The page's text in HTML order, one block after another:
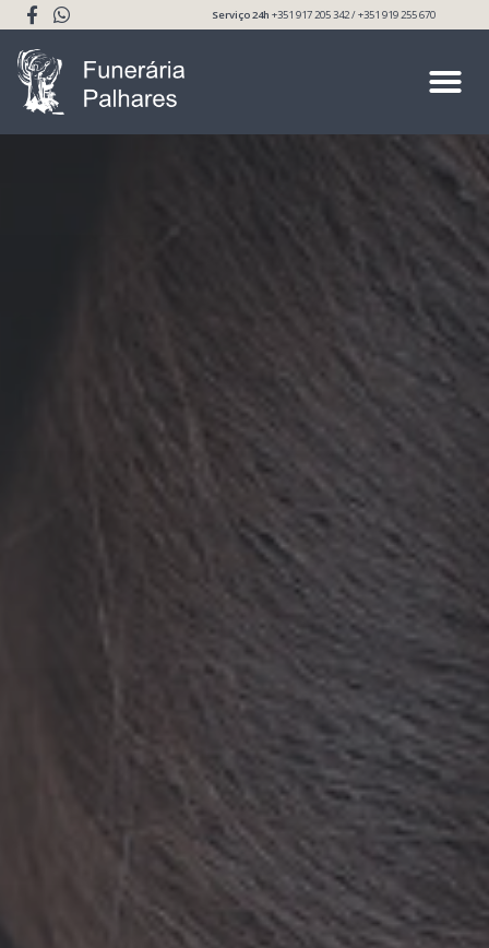
Serviço 24h+351 917 205 342 / +351 919 255 670